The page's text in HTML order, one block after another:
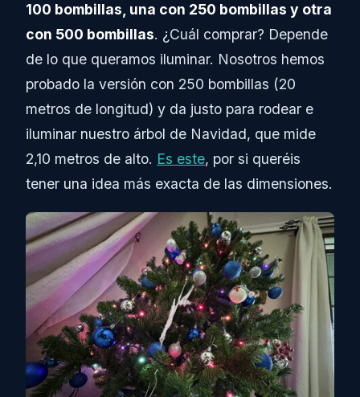
100 bombillas, una con 250 bombillas y otra
con 500 bombillas. ¿Cuál comprar? Depende
de lo que queramos iluminar. Nosotros hemos
probado la versión con 250 bombillas (20
metros de longitud) y da justo para rodear e
iluminar nuestro árbol de Navidad, que mide
2,10 metros de alto. Es este, por si queréis
tener una idea más exacta de las dimensiones.